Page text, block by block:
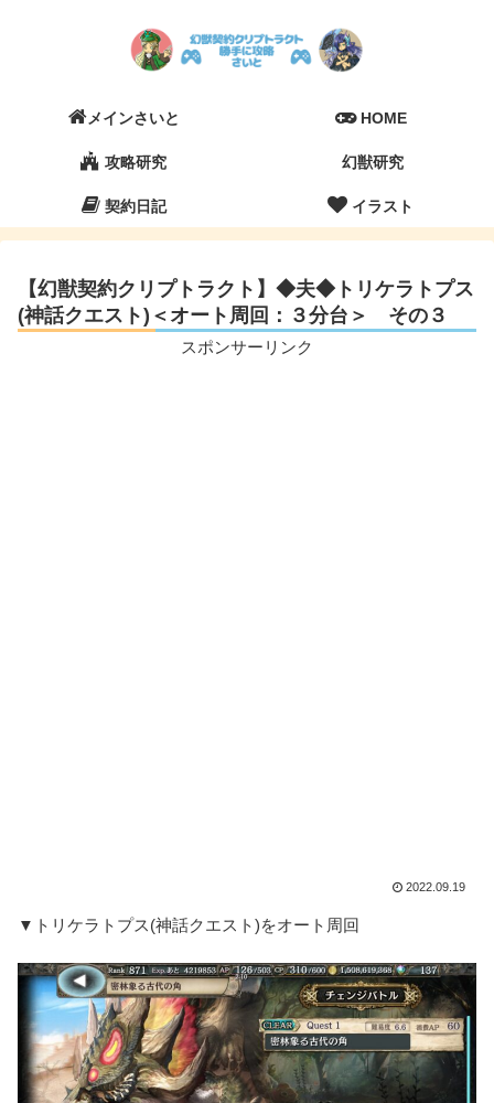
メインさいと HOME
攻略研究 幻獣研究
契約日記 イラスト
【幻獣契約クリプトラクト】◆夫◆トリケラトプス
(神話クエスト)＜オート周回：３分台＞ その３
スポンサーリンク
2022.09.19
▼トリケラトプス(神話クエスト)をオート周回